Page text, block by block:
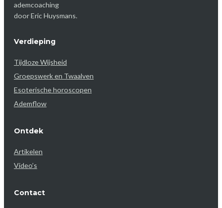
ademcoaching
door Eric Huysmans.
Verdieping
Tijdloze Wijsheid
Groepswerk en Twaalven
Esoterische horoscopen
Ademflow
Ontdek
Artikelen
Video’s
Contact